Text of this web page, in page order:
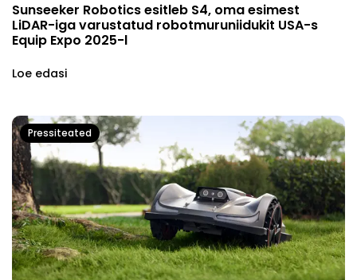
Sunseeker Robotics esitleb S4, oma esimest
LiDAR-iga varustatud robotmuruniidukit USA-s
Equip Expo 2025-l
Loe edasi
Pressiteated